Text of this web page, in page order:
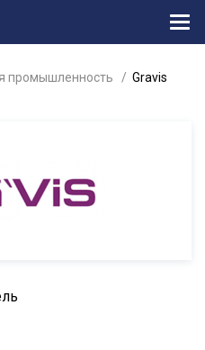
промышленность Gravis